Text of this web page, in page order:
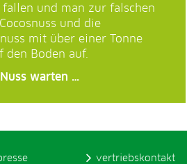
fallen und man zur falschen
und die
mit über einer Tonne
Boden auf.
warten …
vertriebskontakt